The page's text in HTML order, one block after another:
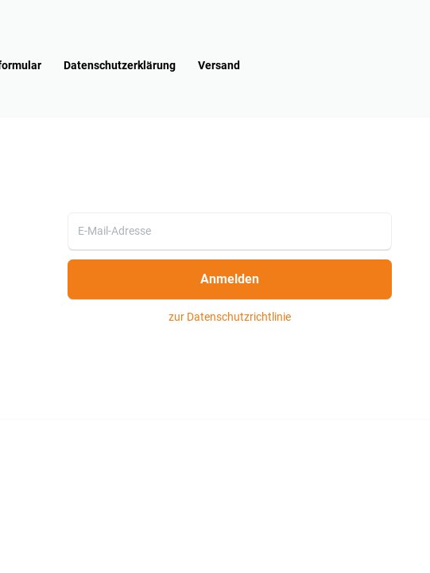
Datenschutzerklärung Versand
Anmelden
zur Datenschutzrichtlinie